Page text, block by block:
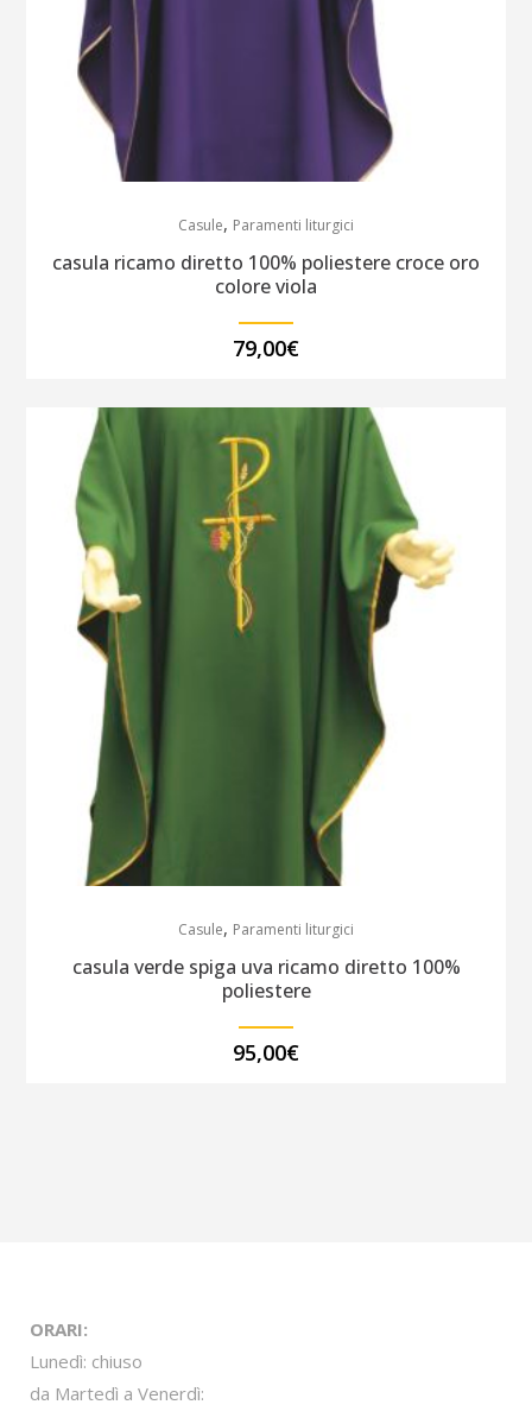
Casule, Paramenti liturgici
casula ricamo diretto 100% poliestere croce oro
colore viola
79,00€
Casule, Paramenti liturgici
casula verde spiga uva ricamo diretto 100%
poliestere
95,00€
ORARI:
Lunedì: chiuso
da Martedì a Venerdì: